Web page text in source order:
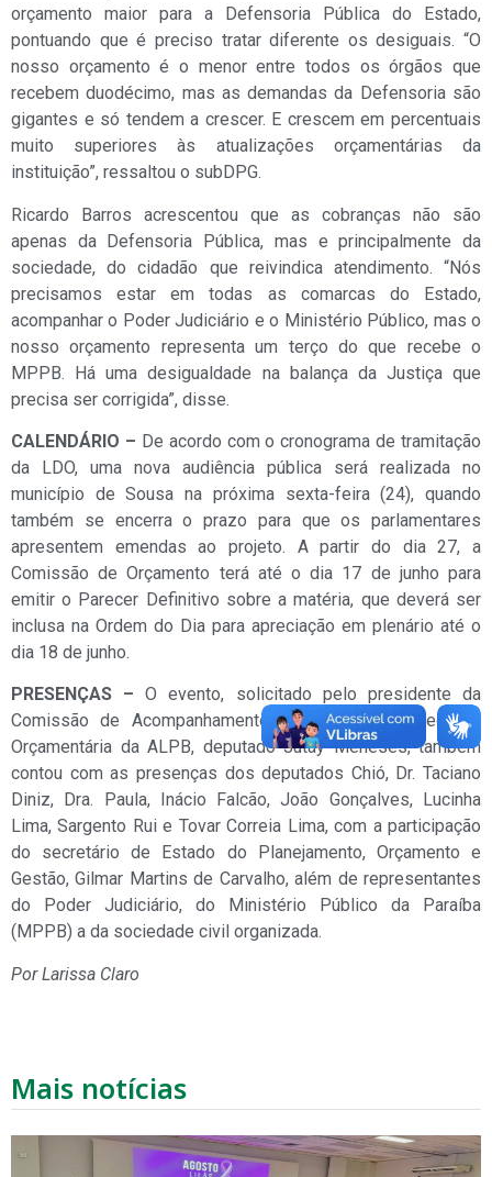
orçamento maior para a Defensoria Pública do Estado,
pontuando que é preciso tratar diferente os desiguais. “O
nosso orçamento é o menor entre todos os órgãos que
recebem duodécimo, mas as demandas da Defensoria são
gigantes e só tendem a crescer. E crescem em percentuais
muito superiores às atualizações orçamentárias da
instituição”, ressaltou o subDPG.
Ricardo Barros acrescentou que as cobranças não são
apenas da Defensoria Pública, mas e principalmente da
sociedade, do cidadão que reivindica atendimento. “Nós
precisamos estar em todas as comarcas do Estado,
acompanhar o Poder Judiciário e o Ministério Público, mas o
nosso orçamento representa um terço do que recebe o
MPPB. Há uma desigualdade na balança da Justiça que
precisa ser corrigida”, disse.
CALENDÁRIO – De acordo com o cronograma de tramitação
da LDO, uma nova audiência pública será realizada no
município de Sousa na próxima sexta-feira (24), quando
também se encerra o prazo para que os parlamentares
apresentem emendas ao projeto. A partir do dia 27, a
Comissão de Orçamento terá até o dia 17 de junho para
emitir o Parecer Definitivo sobre a matéria, que deverá ser
inclusa na Ordem do Dia para apreciação em plenário até o
dia 18 de junho.
PRESENÇAS – O evento, solicitado pelo presidente da
Comissão de Acompanhamento e Controle da Execução
Orçamentária da ALPB, deputado Jutay Meneses, também
contou com as presenças dos deputados Chió, Dr. Taciano
Diniz, Dra. Paula, Inácio Falcão, João Gonçalves, Lucinha
Lima, Sargento Rui e Tovar Correia Lima, com a participação
do secretário de Estado do Planejamento, Orçamento e
Gestão, Gilmar Martins de Carvalho, além de representantes
do Poder Judiciário, do Ministério Público da Paraíba
(MPPB) a da sociedade civil organizada.
Por Larissa Claro
Mais notícias